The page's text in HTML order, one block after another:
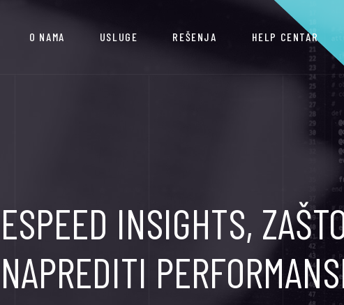
O NAMA USLUGE REŠENJA HELP CENTAR
INSIGHTS,